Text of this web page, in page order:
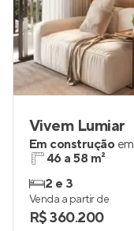
Vivem Lumiar
Em construção em
46 a 58 m²
2 e 3
Venda a partir de
R$ 360.200